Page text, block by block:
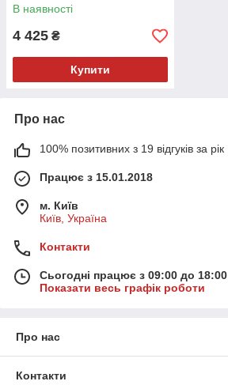
В наявності
4 425 ₴
Купити
Про нас
100% позитивних з 19 відгуків за рік
Працює з 15.01.2018
м. Київ
Київ, Україна
Контакти
Сьогодні працює з 09:00 до 18:00
Показати весь графік роботи
Про нас
Контакти